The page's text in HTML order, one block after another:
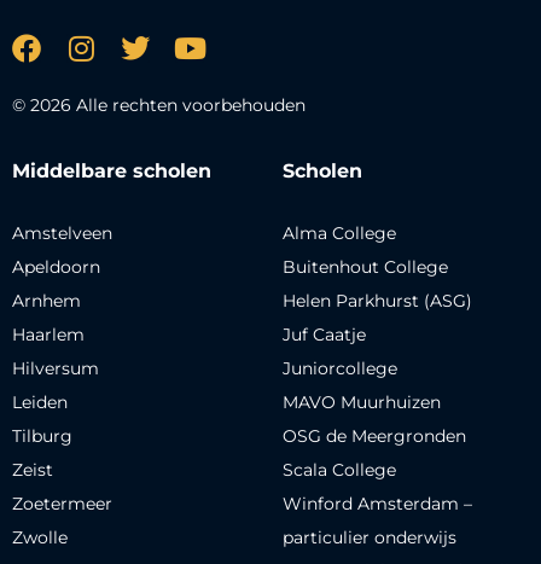
© 2026 Alle rechten voorbehouden
Middelbare scholen
Amstelveen
Apeldoorn
Arnhem
Haarlem
Hilversum
Leiden
Tilburg
Zeist
Zoetermeer
Zwolle
Scholen
Alma College
Buitenhout College
Helen Parkhurst (ASG)
Juf Caatje
Juniorcollege
MAVO Muurhuizen
OSG de Meergronden
Scala College
Winford Amsterdam –
particulier onderwijs